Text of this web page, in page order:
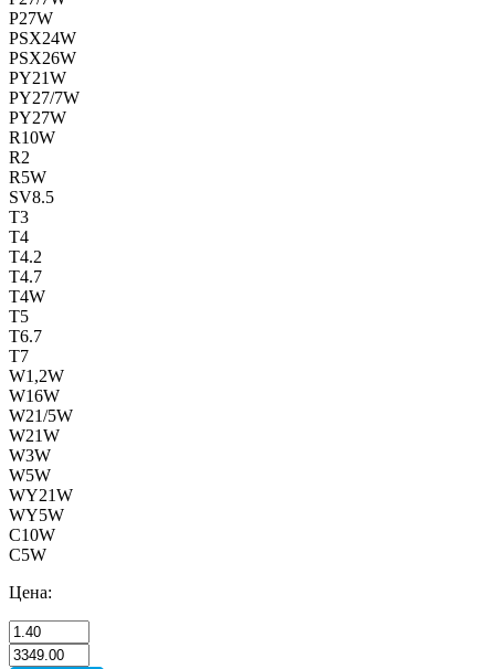
P27W
PSX24W
PSX26W
PY21W
PY27/7W
PY27W
R10W
R2
R5W
SV8.5
T3
T4
T4.2
T4.7
T4W
T5
T6.7
T7
W1,2W
W16W
W21/5W
W21W
W3W
W5W
WY21W
WY5W
С10W
С5W
Цена: